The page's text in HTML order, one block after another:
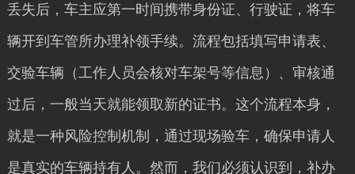
丢失后，车主应第一时间携带身份证、行驶证，将车
辆开到车管所办理补领手续。流程包括填写申请表、
交验车辆（工作人员会核对车架号等信息）、审核通
过后，一般当天就能领取新的证书。这个流程本身，
就是一种风险控制机制，通过现场验车，确保申请人
是真实的车辆持有人。然而，我们必须认识到，补办